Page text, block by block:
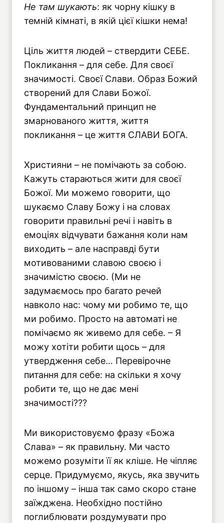
Не там шукають: як чорну кішку в
темній кімнаті, в якій цієї кішки нема!
Ціль життя людей – ствердити СЕБЕ.
Покликання – для себе. Для своєї
значимості. Своєї Слави. Образ Божий
створений для Слави Божої.
Фундаментальний принцип не
змарнованого життя, життя
покликання – це життя СЛАВИ БОГА.
Християни – не помічають за собою.
Кажуть стараються жити для своєї
Божої. Ми можемо говорити, що
шукаємо Славу Божу і на словах
говорити правильні речі і навіть в
емоціях відчувати бажання коли нам
виходить – але насправді бути
мотивованими славою своєю і
значимістю своєю. (Ми не
задумаємось про багато речей
навколо нас: чому ми робимо те, що
ми робимо. Просто на автоматі не
помічаємо як живемо для себе. – Я
можу хотіти робити щось – для
утвердження себе… Перевірочне
питання для себе: на скільки я хочу
робити те, що не дає мені
значимості???
Ми використовуємо фразу «Божа
Слава» – як правильну. Ми часто
можемо розуміти її як кліше. Не чіпляє
серце. Придумуємо, якусь, яка звучить
по іншому – інша так само скоро стане
заїжджена. Необхідно постійно
поглиблювати роздумувати про